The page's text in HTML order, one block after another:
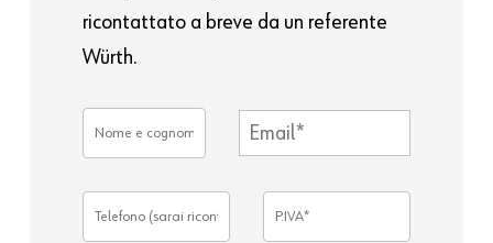
ricontattato a breve da un referente
Würth.